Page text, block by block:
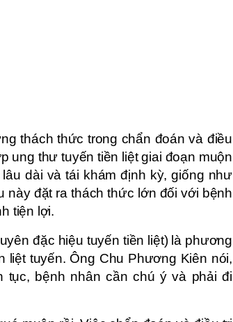
thách thức trong chẩn đoán và điều
ung thư tuyến tiền liệt giai đoạn muộn
dài và tái khám định kỳ, giống như
này đặt ra thách thức lớn đối với bệnh
tiện lợi.
đặc hiệu tuyến tiền liệt) là phương
liệt tuyến. Ông Chu Phương Kiên nói,
tục, bệnh nhân cần chú ý và phải đi